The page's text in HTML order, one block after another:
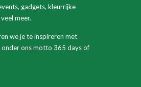
gadgets, kleurrijke
meer.
we je te inspireren met
onder ons motto 365 days of